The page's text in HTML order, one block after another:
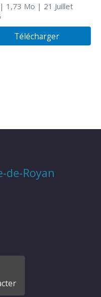
1,73 Mo | 21 Juillet
Télécharger
de-Royan